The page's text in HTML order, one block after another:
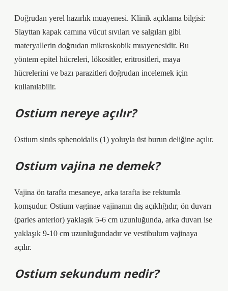
Doğrudan yerel hazırlık muayenesi. Klinik açıklama bilgisi:
Slayttan kapak camına vücut sıvıları ve salgıları gibi
materyallerin doğrudan mikroskobik muayenesidir. Bu
yöntem epitel hücreleri, lökositler, eritrositleri, maya
hücrelerini ve bazı parazitleri doğrudan incelemek için
kullanılabilir.
Ostium nereye açılır?
Ostium sinüs sphenoidalis (1) yoluyla üst burun deliğine açılır.
Ostium vajina ne demek?
Vajina ön tarafta mesaneye, arka tarafta ise rektumla
komşudur. Ostium vaginae vajinanın dış açıklığıdır, ön duvarı
(paries anterior) yaklaşık 5-6 cm uzunluğunda, arka duvarı ise
yaklaşık 9-10 cm uzunluğundadır ve vestibulum vajinaya
açılır.
Ostium sekundum nedir?